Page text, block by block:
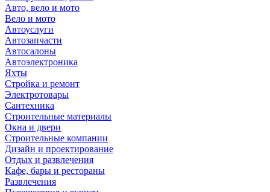
Авто, вело и мото
Вело и мото
Автоуслуги
Автозапчасти
Автосалоны
Автоэлектроника
Яхты
Стройка и ремонт
Электротовары
Сантехника
Строительные материалы
Окна и двери
Строительные компании
Дизайн и проектирование
Отдых и развлечения
Кафе, бары и рестораны
Развлечения